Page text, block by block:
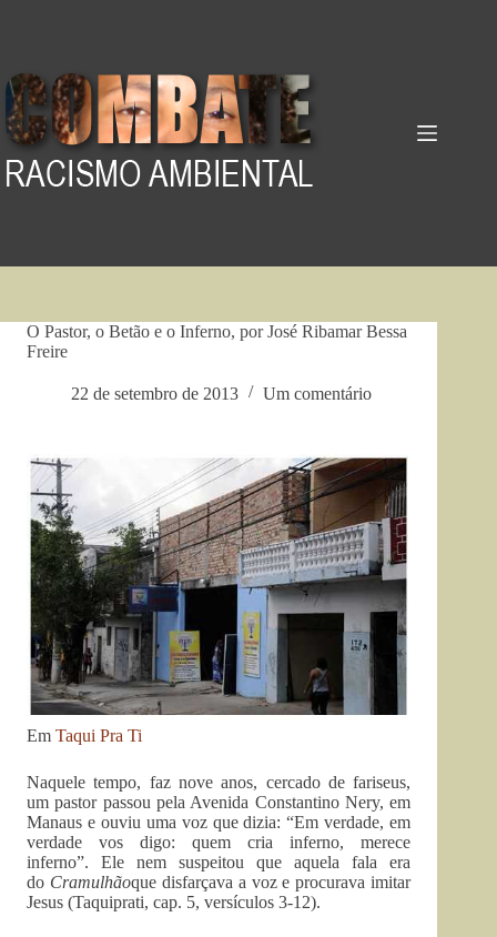
O Pastor, o Betão e o Inferno, por José Ribamar Bessa
Freire
22 de setembro de 2013 Um comentário
Em Taqui Pra Ti
Naquele tempo, faz nove anos, cercado de fariseus,
um pastor passou pela Avenida Constantino Nery, em
Manaus e ouviu uma voz que dizia: “Em verdade, em
verdade vos digo: quem cria inferno, merece
inferno”. Ele nem suspeitou que aquela fala era
do Cramulhãoque disfarçava a voz e procurava imitar
Jesus (Taquiprati, cap. 5, versículos 3-12).